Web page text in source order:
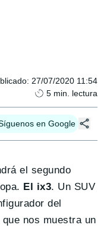
: 27/07/2020 11:54
5 min. lectura
en Google
el segundo
El ix3. Un SUV
del
nos muestra un